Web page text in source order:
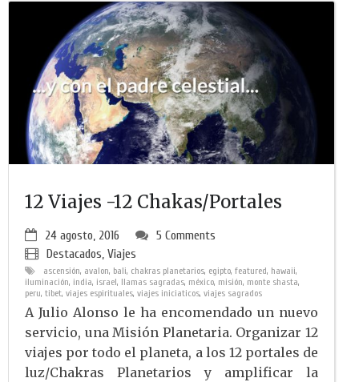
12 Viajes -12 Chakas/Portales
24 agosto, 2016
5 Comments
Destacados, Viajes
ascensión, avalon, bali, chakras planetarios, egipto, featured, hawaii,
iluminación, india, israel, llamas sagradas, méxico, misión, monte shasta,
peru, tibet, viajes espirituales, viajes iniciaticos, viajes sagrados
A Julio Alonso le ha encomendado un nuevo
servicio, una Misión Planetaria. Organizar 12
viajes por todo el planeta, a los 12 portales de
luz/Chakras Planetarios y amplificar la